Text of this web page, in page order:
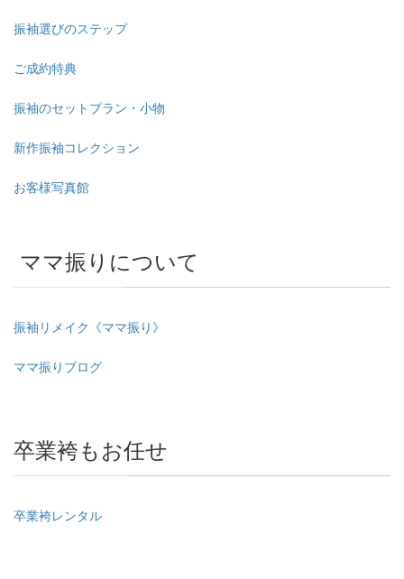
振袖選びのステップ
ご成約特典
振袖のセットプラン・小物
新作振袖コレクション
お客様写真館
ママ振りについて
振袖リメイク《ママ振り》
ママ振りブログ
卒業袴もお任せ
卒業袴レンタル